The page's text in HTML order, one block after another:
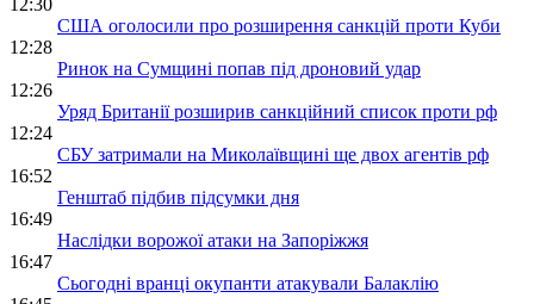
12:30
США оголосили про розширення санкцій проти Куби
12:28
Ринок на Сумщині попав під дроновий удар
12:26
Уряд Британії розширив санкційний список проти рф
12:24
СБУ затримали на Миколаївщині ще двох агентів рф
16:52
Генштаб підбив підсумки дня
16:49
Наслідки ворожої атаки на Запоріжжя
16:47
Сьогодні вранці окупанти атакували Балаклію